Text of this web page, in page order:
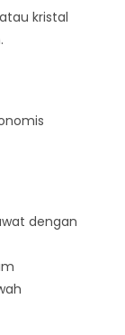
kristal
dengan